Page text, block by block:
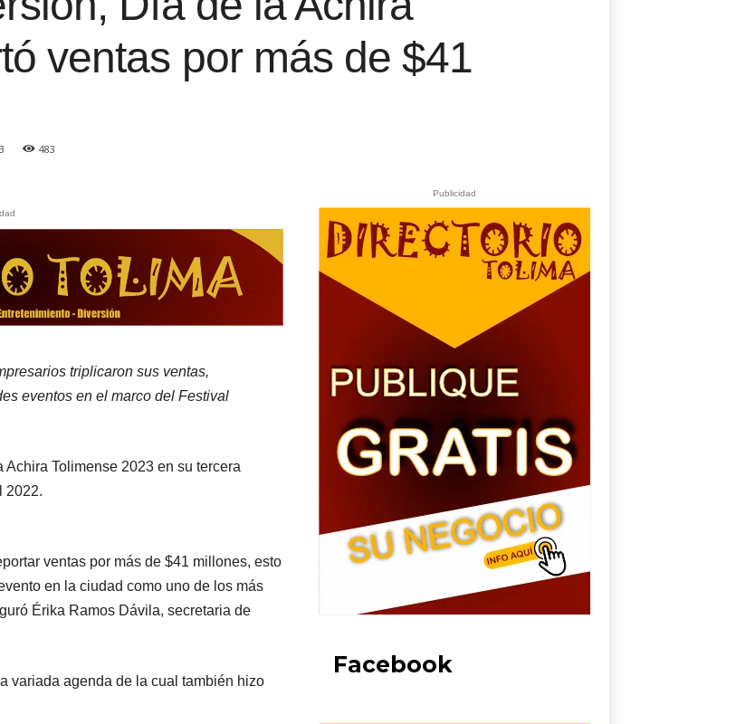
ventas por más de $41
483
triplicaron sus ventas,
eventos en el marco del Festival
Tolimense 2023 en su tercera
2022.
ventas por más de $41 millones, esto
en la ciudad como uno de los más
Érika Ramos Dávila, secretaria de
variada agenda de la cual también hizo
Publicidad
Facebook